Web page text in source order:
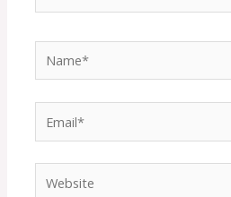
Website